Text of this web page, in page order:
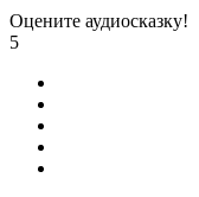
Оцените аудиосказку!
5